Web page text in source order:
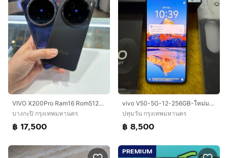
VIVO X200Pro Ram16 Rom512gb แบตเตอรี่96และ99
บางกะปิ กรุงเทพมหานคร
฿ 17,500
vivo V50-5G-12-256GB-ใหม่มาก
ปทุมวัน กรุงเทพมหานคร
฿ 8,500
PREMIUM